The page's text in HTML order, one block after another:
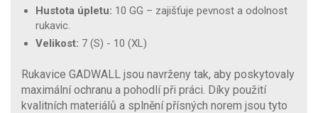
Hustota úpletu: 10 GG – zajišťuje pevnost a odolnost
rukavic.
Velikost: 7 (S) - 10 (XL)
Rukavice GADWALL jsou navrženy tak, aby poskytovaly
maximální ochranu a pohodlí při práci. Díky použití
kvalitních materiálů a splnění přísných norem jsou tyto